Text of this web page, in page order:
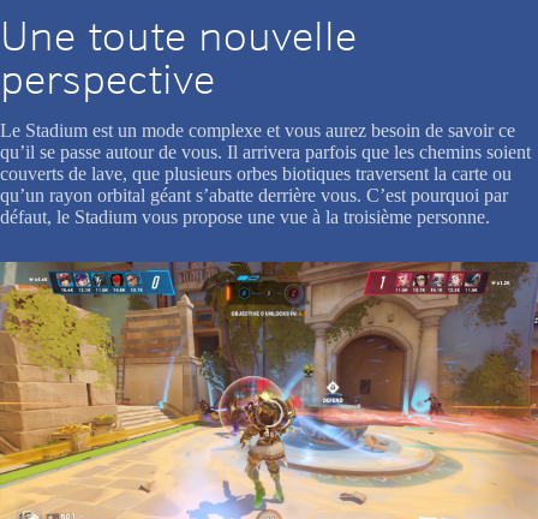
Une toute nouvelle
perspective
Le Stadium est un mode complexe et vous aurez besoin de savoir ce
qu’il se passe autour de vous. Il arrivera parfois que les chemins soient
couverts de lave, que plusieurs orbes biotiques traversent la carte ou
qu’un rayon orbital géant s’abatte derrière vous. C’est pourquoi par
défaut, le Stadium vous propose une vue à la troisième personne.